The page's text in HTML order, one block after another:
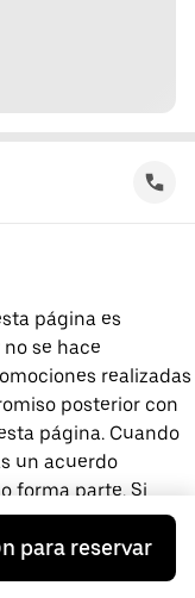
página es
se hace
realizadas
posterior con
página. Cuando
un acuerdo
forma parte. Si
con el
para reservar